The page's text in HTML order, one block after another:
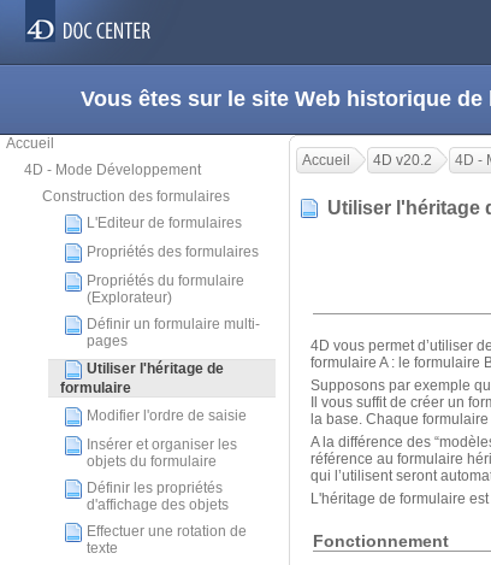
Vous êtes sur le site Web historique
Accueil
4D - Mode Développement
Construction des formulaires
L'Editeur de formulaires
Propriétés des formulaires
Propriétés du formulaire
(Explorateur)
Définir un formulaire multi-
pages
Utiliser l'héritage de
formulaire
Modifier l'ordre de saisie
Insérer et organiser les
objets du formulaire
Définir les propriétés
d'affichage des objets
Effectuer une rotation de
texte
Accueil 4D v20.2 4D -
Utiliser l'héritage
4D vous permet d’utiliser
formulaire A : le formulaire
Supposons par exemple
Il vous suffit de créer un
la base. Chaque
A la différence des
référence au formulaire
qui l’utilisent seront
L'héritage de formulaire
Fonctionnement